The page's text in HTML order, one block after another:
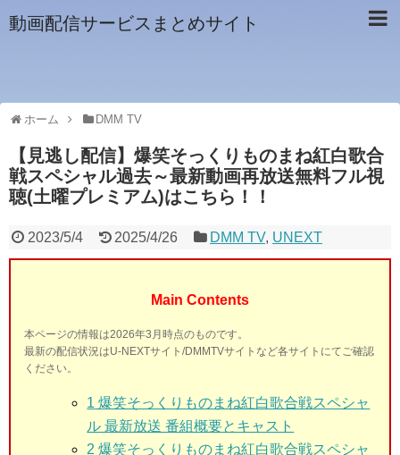
動画配信サービスまとめサイト
ホーム DMM TV
【見逃し配信】爆笑そっくりものまね紅白歌合
戦スペシャル過去～最新動画再放送無料フル視
聴(土曜プレミアム)はこちら！！
2023/5/4 2025/4/26 DMM TV, UNEXT
Main Contents
本ページの情報は2026年3月時点のものです。
最新の配信状況はU-NEXTサイト/DMMTVサイトなど各サイトにてご確認
ください。
1 爆笑そっくりものまね紅白歌合戦スペシャ
ル 最新放送 番組概要とキャスト
2 爆笑そっくりものまね紅白歌合戦スペシャ